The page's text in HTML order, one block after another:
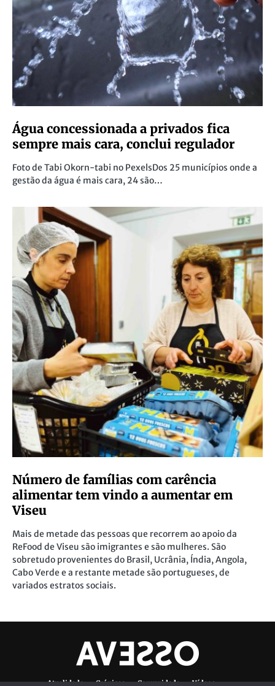
Água concessionada a privados fica
sempre mais cara, conclui regulador
Foto de Tabi Okorn-tabi no PexelsDos 25 municípios onde a
gestão da água é mais cara, 24 são…
Número de famílias com carência
alimentar tem vindo a aumentar em
Viseu
Mais de metade das pessoas que recorrem ao apoio da
ReFood de Viseu são imigrantes e são mulheres. São
sobretudo provenientes do Brasil, Ucrânia, Índia, Angola,
Cabo Verde e a restante metade são portugueses, de
variados estratos sociais.
Atualidade Crónicas Comunidade Vídeos